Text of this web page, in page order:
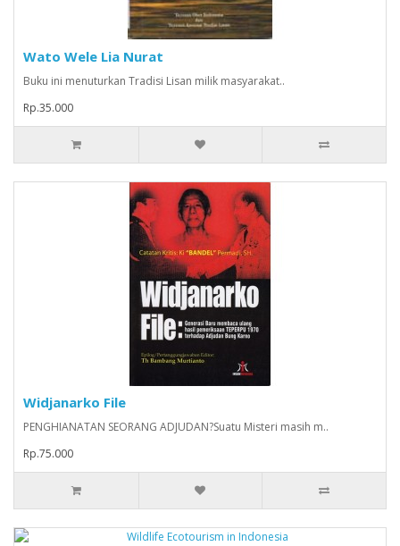
Wato Wele Lia Nurat
Buku ini menuturkan Tradisi Lisan milik masyarakat..
Rp.35.000
Widjanarko File
PENGHIANATAN SEORANG ADJUDAN?Suatu Misteri masih m..
Rp.75.000